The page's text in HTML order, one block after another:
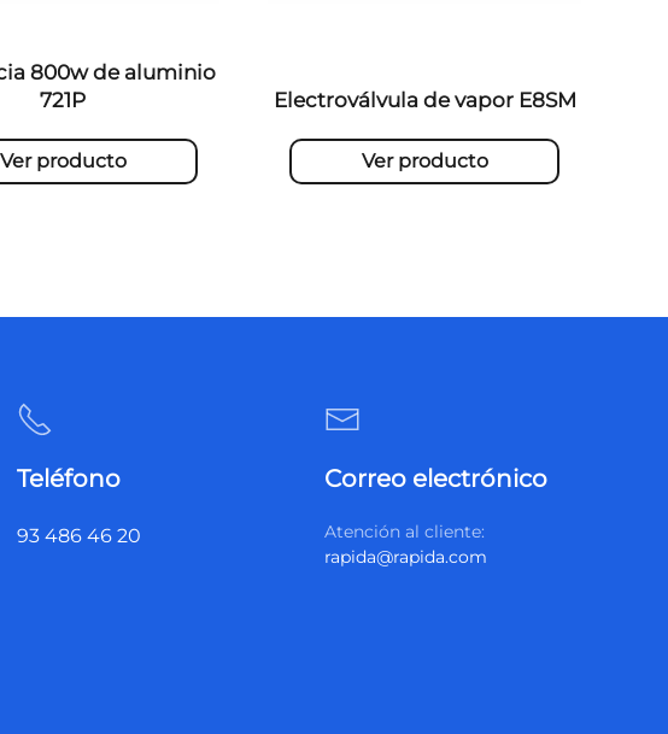
800w de aluminio
721P
Ver producto
Electroválvula de vapor E8SM
Ver producto
Teléfono
93 486 46 20
Correo electrónico
Atención al cliente:
rapida@rapida.com